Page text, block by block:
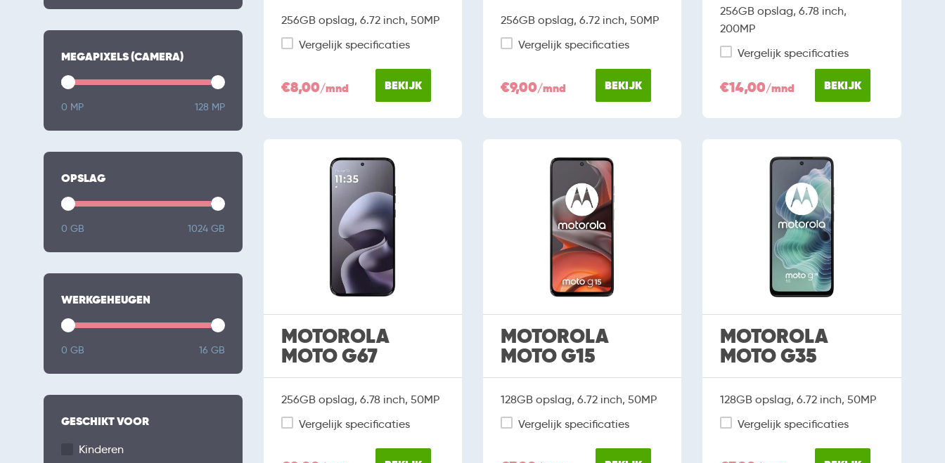
MEGAPIXELS (CAMERA)
0 MP 128 MP
OPSLAG
0 GB 1024 GB
WERKGEHEUGEN
0 GB 16 GB
GESCHIKT VOOR
Kinderen
256GB opslag, 6.72 inch, 50MP
Vergelijk specificaties
€8,00/mnd BEKIJK
256GB opslag, 6.72 inch, 50MP
Vergelijk specificaties
€9,00/mnd BEKIJK
256GB opslag, 6.78 inch,
200MP
Vergelijk specificaties
€14,00/mnd BEKIJK
MOTOROLA
MOTO G67
256GB opslag, 6.78 inch, 50MP
Vergelijk specificaties
MOTOROLA
MOTO G15
128GB opslag, 6.72 inch, 50MP
Vergelijk specificaties
MOTOROLA
MOTO G35
128GB opslag, 6.72 inch, 50MP
Vergelijk specificaties